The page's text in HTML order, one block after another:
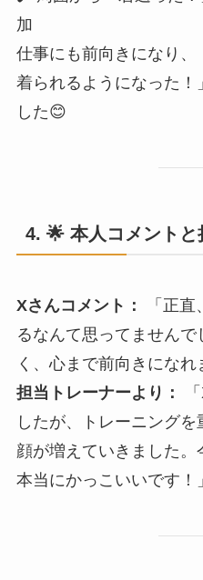
加
仕事にも前向きになり
着られるようになった！
した😊
4. 🌟 本人コメント
Xさんコメント：
「正
るなんて思ってません
く、心まで前向きになれ
担当トレーナーより：
したが、トレーニング
顔が増えていきました
本当にかっこいいです！」